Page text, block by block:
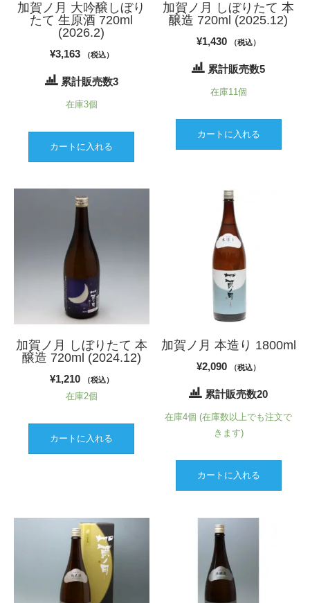
加賀ノ月 大吟醸しぼり
たて 生原酒 720ml
(2026.2)
¥3,163 （税込）
累計販売数3
在庫3個
カートに入れる
加賀ノ月 しぼりたて 本
醸造 720ml (2025.12)
¥1,430 （税込）
累計販売数5
在庫11個
カートに入れる
加賀ノ月 しぼりたて 本
醸造 720ml (2024.12)
¥1,210 （税込）
在庫2個
カートに入れる
加賀ノ月 本造り 1800ml
¥2,090 （税込）
累計販売数20
在庫4個 (在庫数以上でも注文で
きます)
カートに入れる